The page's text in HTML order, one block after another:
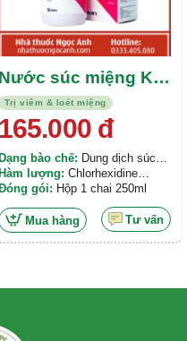
Trị viêm & loét miệng
Nước súc miệng Kin
250ml
165.000đ
bào chế: Dung dịch súc
lượng: Chlorhexidine
0,12%. Sodium
0,06%
gói: Hộp 1 chai 250ml
Mua hàng Tư vấn